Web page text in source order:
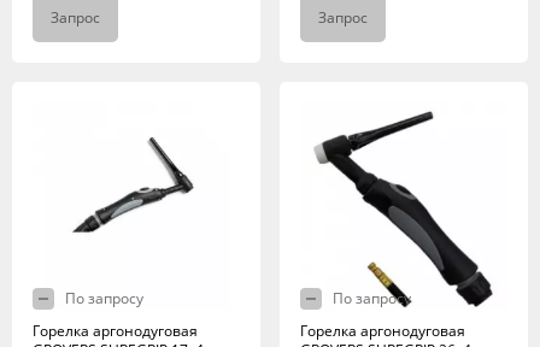
Запрос Запрос
По запросу
Горелка аргонодуговая
По запросу
Горелка аргонодуговая